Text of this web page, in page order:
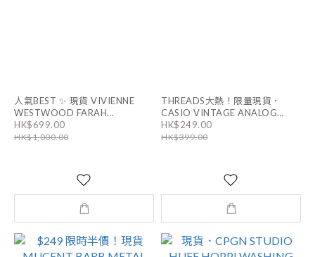
人氣BEST ✨ 現貨 VIVIENNE
WESTWOOD FARAH
EARRINGS｜男女同款
HK$699.00
HK$1,000.00
THREADS大熱！限量現貨．
CASIO VINTAGE ANALOG
WATCH｜LTP-V007D-1E
HK$249.00
HK$399.00